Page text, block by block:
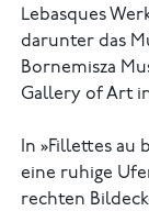
Lebasques
darunter das
Bornemisza
Gallery of Art
In »Fillettes au
eine ruhige
rechten